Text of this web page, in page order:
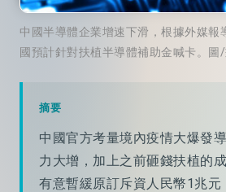
中國半導體企業增速下滑，根據外媒報
國預計針對扶植半導體補助金喊卡。圖
摘要
中國官方考量境內疫情大爆發
力大增，加上之前砸錢扶植的
有意暫緩原訂斥資人民幣1兆元